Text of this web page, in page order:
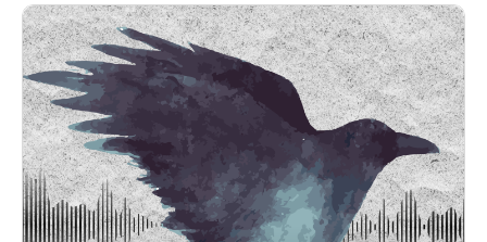
Respekt für sensible Themen.
Tauch mit uns in diese düster-phantastische Welt
und lasse dich von den sechs Krähen überzeugen!